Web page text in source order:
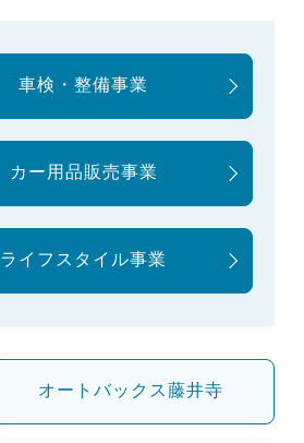
車検・整備事業
カー用品販売事業
ライフスタイル事業
オートバックス藤井寺